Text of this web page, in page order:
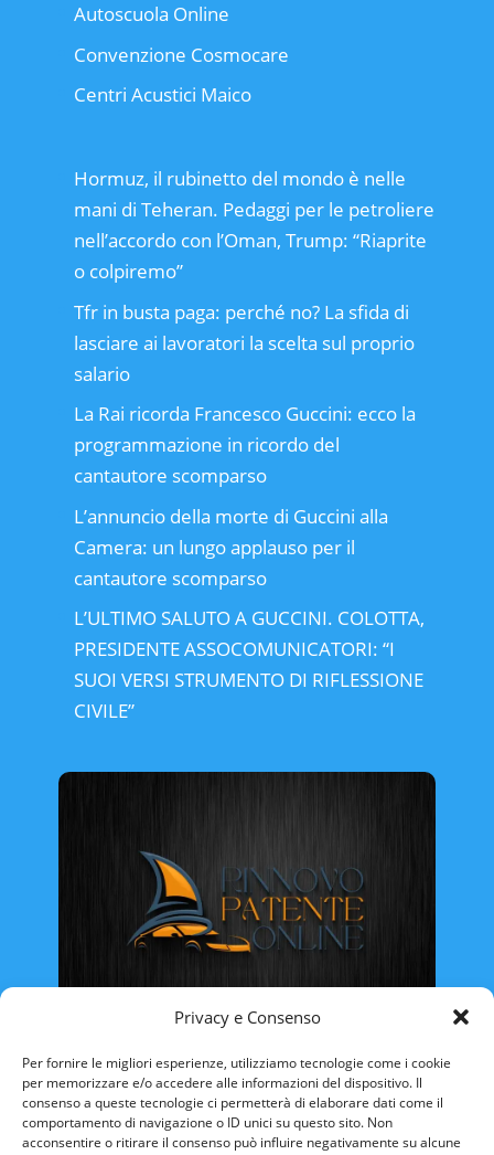
Privacy e Consenso
Per fornire le migliori esperienze, utilizziamo tecnologie come i cookie
per memorizzare e/o accedere alle informazioni del dispositivo. Il
consenso a queste tecnologie ci permetterà di elaborare dati come il
comportamento di navigazione o ID unici su questo sito. Non
acconsentire o ritirare il consenso può influire negativamente su alcune
Autoscuola Online
Convenzione Cosmocare
Centri Acustici Maico
Hormuz, il rubinetto del mondo è nelle
mani di Teheran. Pedaggi per le petroliere
nell’accordo con l’Oman, Trump: “Riaprite
o colpiremo”
Tfr in busta paga: perché no? La sfida di
lasciare ai lavoratori la scelta sul proprio
salario
La Rai ricorda Francesco Guccini: ecco la
programmazione in ricordo del
cantautore scomparso
L’annuncio della morte di Guccini alla
Camera: un lungo applauso per il
cantautore scomparso
L’ULTIMO SALUTO A GUCCINI. COLOTTA,
PRESIDENTE ASSOCOMUNICATORI: “I
SUOI VERSI STRUMENTO DI RIFLESSIONE
CIVILE”